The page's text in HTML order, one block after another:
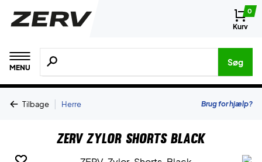
0
Kurv
MENU
Søg efter produkter, mærker etc.
Søg
Tilbage | Herre Brug for hjælp?
ZERV Zylor Shorts Black